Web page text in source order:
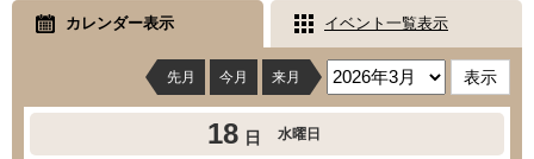
カレンダー表示 イベント一覧表示
先月 今月 来月
18 日 水曜日